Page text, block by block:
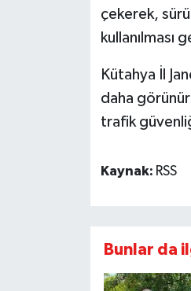
çekerek,
kullanılması
Kütahya İl
daha
trafik
Kaynak: RSS
Bunlar da